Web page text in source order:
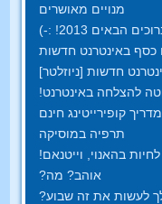
מנויים מאושרים
כסף באינטרנט חדשות
חדשות [ניוזלטר]
להצלחה באינטרנט!
מדריך קופירייטינג חינם
תרפיה במוסיקה
לחיות בהאנוי, וייטנאם!
אוהב? מה?
לעשות את זה שבוע?